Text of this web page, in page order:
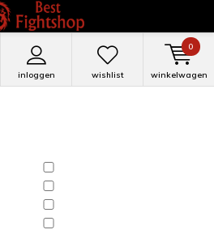
inloggen wishlist winkelwagen
0